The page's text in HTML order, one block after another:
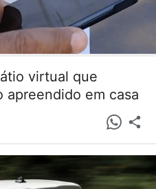
virtual que
em casa